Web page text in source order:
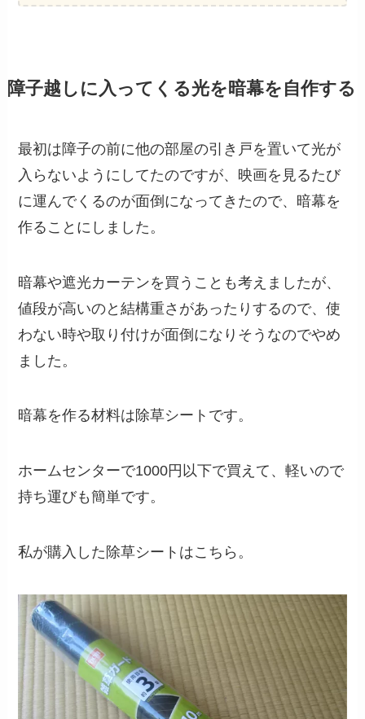
障子越しに 入ってくる光を暗幕を自作する
最初は障子の前に他の部屋の引き戸を置いて光が
入らないようにしてたのですが、映画を見るたび
に運んでくるのが面倒になってきたので、暗幕を
作ることにしました。
暗幕や遮光カーテンを買うことも考えましたが、
値段が高いのと結構重さがあったりするので、使
わない時や取り付けが面倒になりそうなのでやめ
ました。
暗幕を作る材料は除草シートです。
ホームセンターで1000円以下で買えて、軽いので
持ち運びも簡単です。
私が購入した除草シートはこちら。